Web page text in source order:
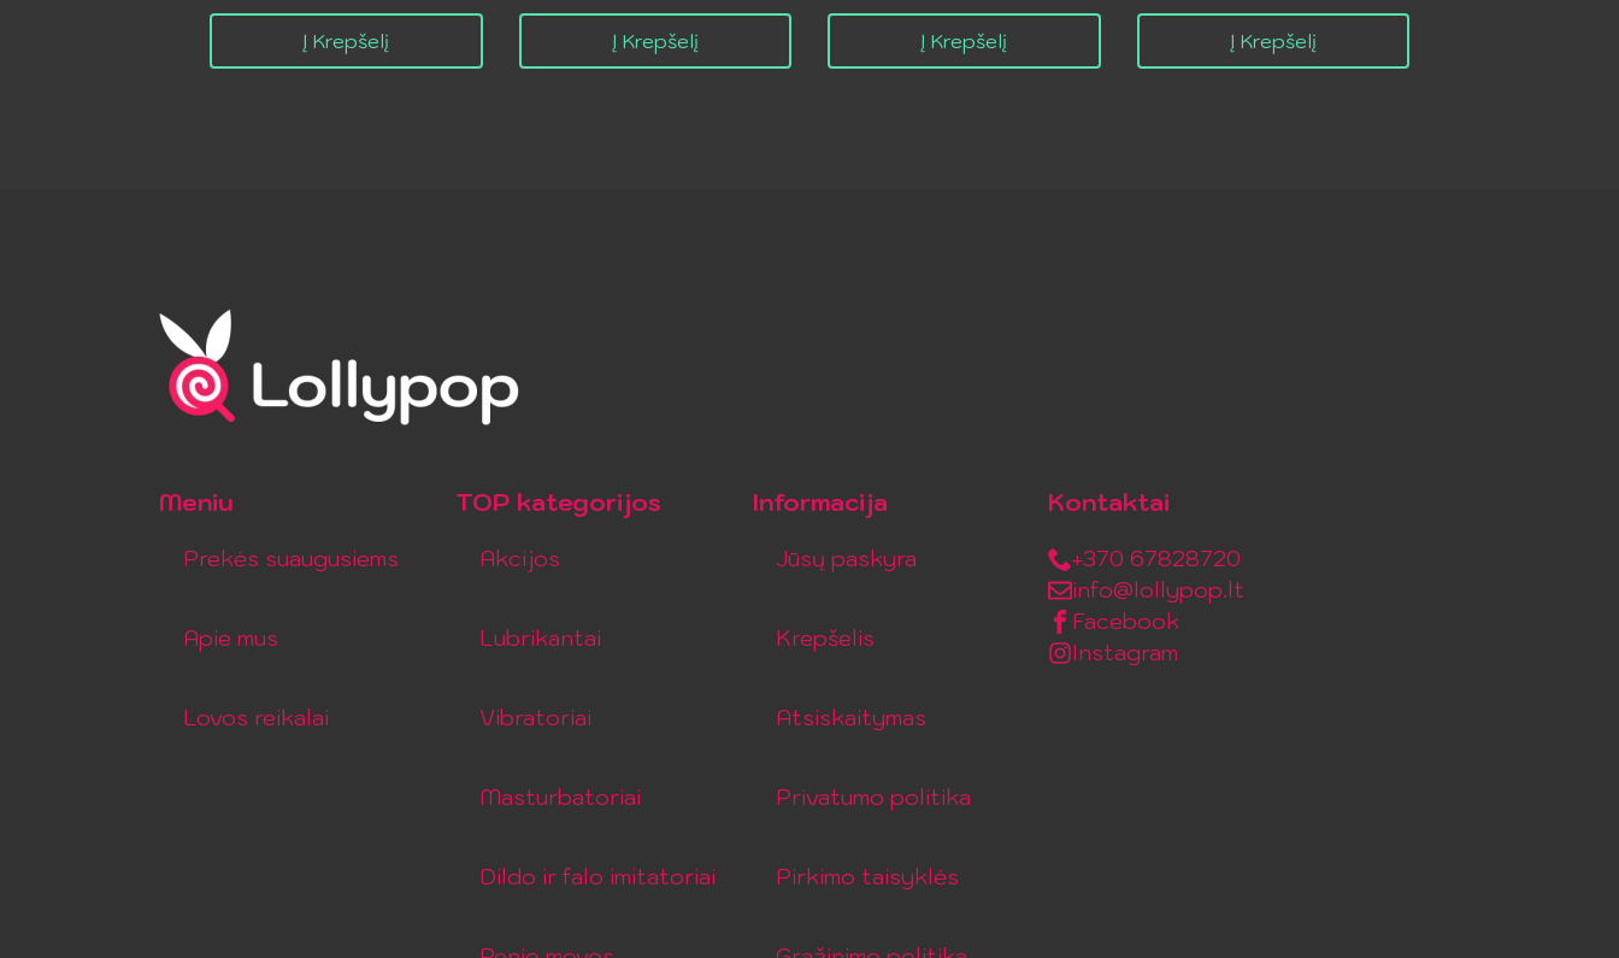
Į Krepšelį Į Krepšelį Į Krepšelį Į Krepšelį
Meniu
Prekės suaugusiems
Apie mus
Lovos reikalai
TOP kategorijos
Akcijos
Lubrikantai
Vibratoriai
Masturbatoriai
Dildo ir falo imitatoriai
Informacija
Jūsų paskyra
Krepšelis
Atsiskaitymas
Privatumo politika
Pirkimo taisyklės
Kontaktai
+370 67828720
info@lollypop.lt
Facebook
Instagram